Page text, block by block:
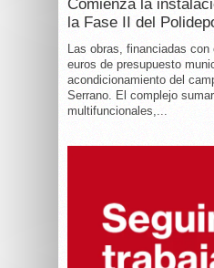
Comienza la
la Fase II del
Las obras, financiadas
euros de presupuesto
acondicionamiento del
Serrano. El complejo
multifuncionales,...